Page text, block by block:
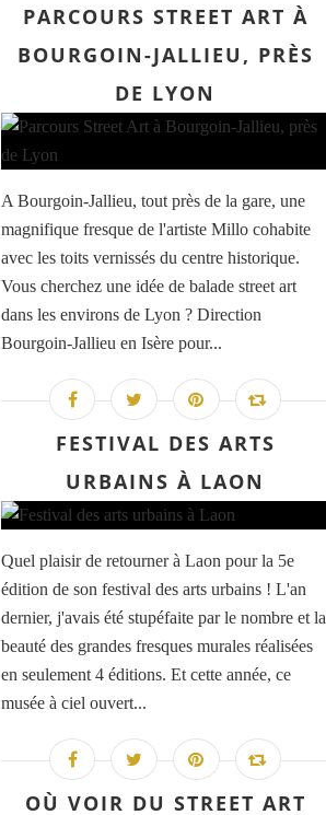
PARCOURS STREET ART À
BOURGOIN-JALLIEU, PRÈS
DE LYON
A Bourgoin-Jallieu, tout près de la gare, une
magnifique fresque de l'artiste Millo cohabite
avec les toits vernissés du centre historique.
Vous cherchez une idée de balade street art
dans les environs de Lyon ? Direction
Bourgoin-Jallieu en Isère pour...
FESTIVAL DES ARTS
URBAINS À LAON
Quel plaisir de retourner à Laon pour la 5e
édition de son festival des arts urbains ! L'an
dernier, j'avais été stupéfaite par le nombre et la
beauté des grandes fresques murales réalisées
en seulement 4 éditions. Et cette année, ce
musée à ciel ouvert...
OÙ VOIR DU STREET ART